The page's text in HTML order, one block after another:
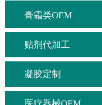
膏霜类OEM
贴剂代加工
凝胶定制